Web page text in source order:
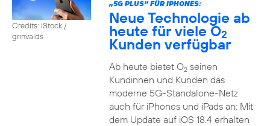
Credits: iStock /
grinvalds
„5G PLUS“ FÜR IPHONES:
Neue Technologie ab
heute für viele O2
Kunden verfügbar
Ab heute bietet O2seinen
Kundinnen und Kunden das
moderne 5G-Standalone-Netz
auch für iPhones und iPads an: Mit
dem Update auf iOS 18.4 erhalten